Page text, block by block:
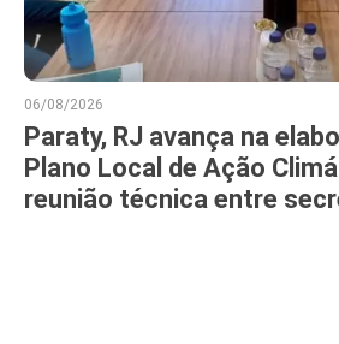
06/08/2026
Paraty, RJ avança na
Plano Local de Ação
reunião técnica entre